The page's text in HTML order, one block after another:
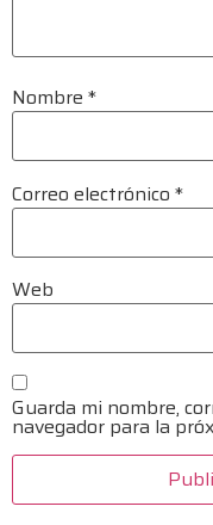
Nombre *
Correo electrónico *
Web
Guarda mi nombre,
navegador para la